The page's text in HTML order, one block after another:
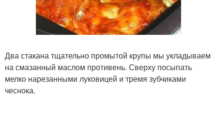
Два стакана тщательно промытой крупы мы укладываем
на смазанный маслом противень. Сверху посыпать
мелко нарезанными луковицей и тремя зубчиками
чеснока.